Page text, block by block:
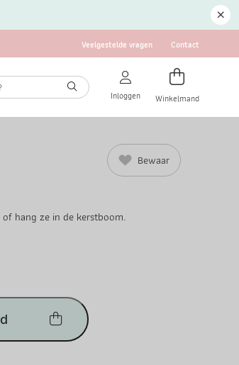
Veelgestelde vragen Contact
Inloggen Winkelmand
Bewaar
hang ze in de kerstboom.